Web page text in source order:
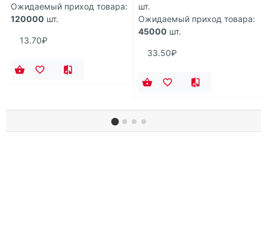
Ожидаемый приход товара:
120000 шт.
13.70₽
шт.
Ожидаемый приход товара:
45000 шт.
33.50₽